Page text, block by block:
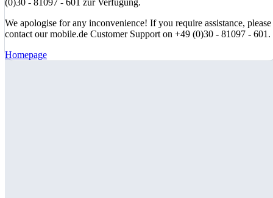
(0)30 - 81097 - 601 zur Verfügung.
We apologise for any inconvenience! If you require assistance, please
contact our mobile.de Customer Support on +49 (0)30 - 81097 - 601.
Homepage